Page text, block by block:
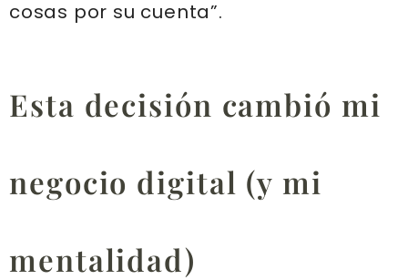
cosas por su cuenta”.
Esta decisión cambió mi
negocio digital (y mi
mentalidad)